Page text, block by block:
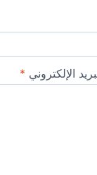
الإلكتروني *